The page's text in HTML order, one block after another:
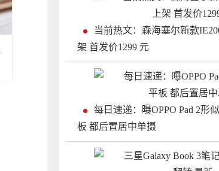
当前热文：森海塞尔新款
架 首发价1299 元
每日速递：曝OPPO Pad 2形
板 都后置居中单摄